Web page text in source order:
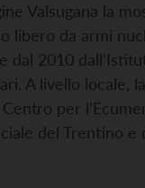
Valsugana la
libero da armi
dal 2010
A livello locale, la
per
del Trentino e